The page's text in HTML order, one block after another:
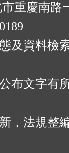
重慶南路
及資料檢
布文字有
，法規整